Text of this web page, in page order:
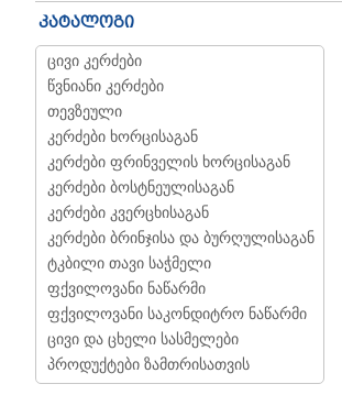
კატალოგი
ცივი კერძები
წვნიანი კერძები
თევზეული
კერძები ხორცისაგან
კერძები ფრინველის ხორცისაგან
კერძები ბოსტნეულისაგან
კერძები კვერცხისაგან
კერძები ბრინჯისა და ბურღულისაგან
ტკბილი თავი საჭმელი
ფქვილოვანი ნაწარმი
ფქვილოვანი საკონდიტრო ნაწარმი
ცივი და ცხელი სასმელები
პროდუქტები ზამთრისათვის